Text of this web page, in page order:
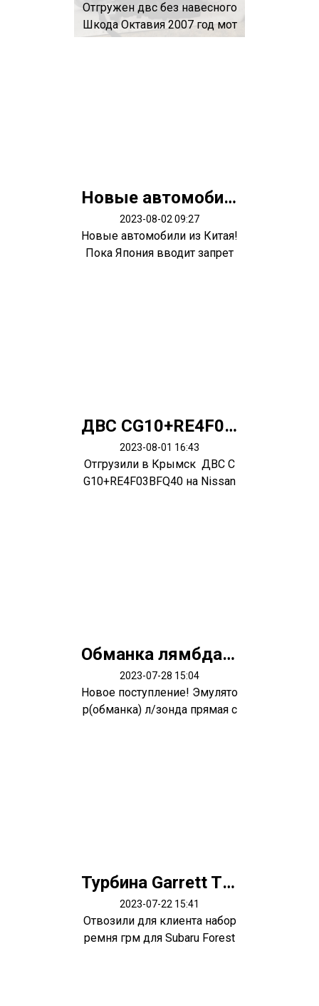
Отгружен двс без навесного
Шкода Октавия 2007 год мот
ор турб...
Новые автомобили из Китая!
2023-08-02 09:27
Новые автомобили из Китая!
Пока Япония вводит запрет
ДВС CG10+RE4F03BFQ40
2023-08-01 16:43
Отгрузили в Крымск ДВС C
G10+RE4F03BFQ40 на Nissan
Обманка лямбда зонда
2023-07-28 15:04
Новое поступление! Эмулято
р(обманка) л/зонда прямая с
Турбина Garrett TF035 Subaru Forester EJ25 EJ20 14412AA420
2023-07-22 15:41
Отвозили для клиента набор
ремня грм для Subaru Forest